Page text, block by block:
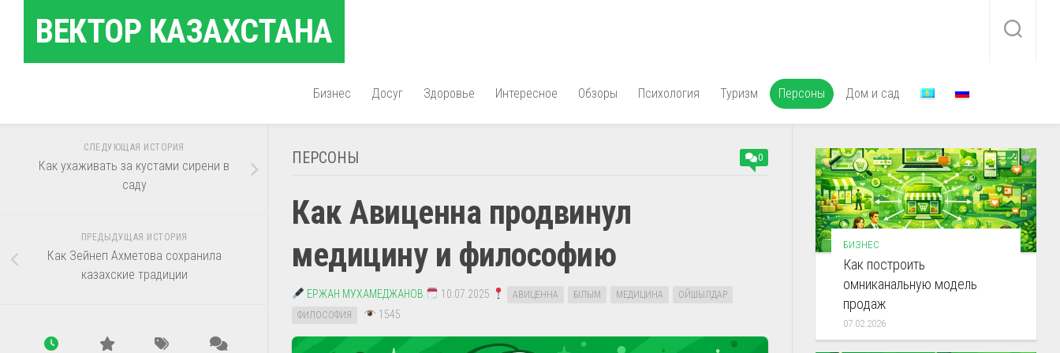
содержаниюВЕКТОР КАЗАХСТАНА
Бизнес Досуг Здоровье Интересное Обзоры Психология Туризм Персоны Дом и сад
ПЕРСОНЫ 0
Как Авиценна продвинул
медицину и философию
ЕРЖАН МУХАМЕДЖАНОВ 10.07.2025 АВИЦЕННА ҒЫЛЫМ МЕДИЦИНА
ОЙШЫЛДАР
ФИЛОСОФИЯ
1545
СЛЕДУЮЩАЯ ИСТОРИЯ
Как ухаживать за кустами сирени в
саду
ПРЕДЫДУЩАЯ ИСТОРИЯ
Как Зейнеп Ахметова сохранила
казахские традиции
БИЗНЕС
Как построить
омниканальную модель
продаж
07.02.2026